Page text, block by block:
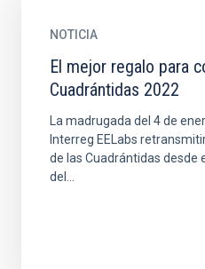
NOTICIA
El mejor regalo para
Cuadrántidas 2022
La madrugada del 4 de
Interreg EELabs
de las Cuadrántidas desde
del...